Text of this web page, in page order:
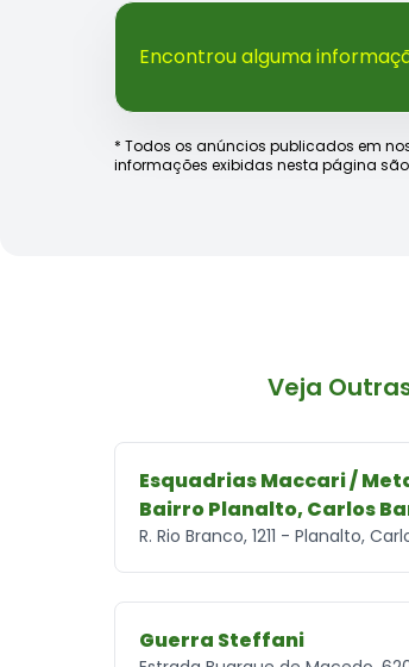
Encontrou alguma
* Todos os anúncios publicados em
informações exibidas nesta página
Veja
Esquadrias Maccari /
Bairro Planalto, Carlos
R. Rio Branco, 1211 - Planalto,
Guerra Steffani